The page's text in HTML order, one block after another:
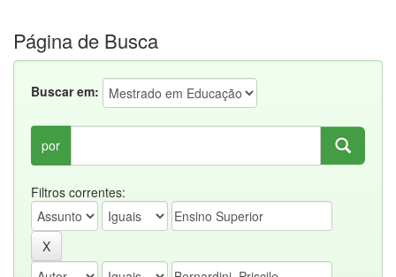
Página de Busca
Buscar em:
por
Filtros correntes: